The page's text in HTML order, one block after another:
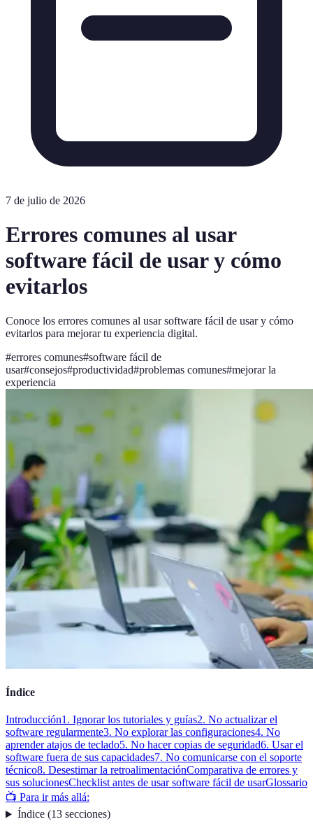
7 de julio de 2026
Errores comunes al usar
software fácil de usar y cómo
evitarlos
Conoce los errores comunes al usar software fácil de usar y cómo
evitarlos para mejorar tu experiencia digital.
#errores comunes#software fácil de
usar#consejos#productividad#problemas comunes#mejorar la
experiencia
Índice
Introducción1. Ignorar los tutoriales y guías2. No actualizar el
software regularmente3. No explorar las configuraciones4. No
aprender atajos de teclado5. No hacer copias de seguridad6. Usar el
software fuera de sus capacidades7. No comunicarse con el soporte
técnico8. Desestimar la retroalimentaciónComparativa de errores y
sus solucionesChecklist antes de usar software fácil de usarGlossario
📺 Para ir más allá:
Índice(13 secciones)